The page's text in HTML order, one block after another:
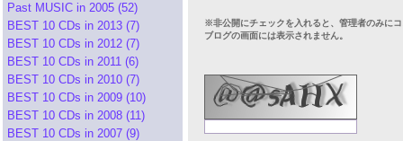
Past MUSIC in 2005 (52)
BEST 10 CDs in 2013 (7)
BEST 10 CDs in 2012 (7)
BEST 10 CDs in 2011 (6)
BEST 10 CDs in 2010 (7)
BEST 10 CDs in 2009 (10)
BEST 10 CDs in 2008 (11)
BEST 10 CDs in 2007 (9)
※非公開にチェックを入れると、管理者のみに
ブログの画面には表示されません。